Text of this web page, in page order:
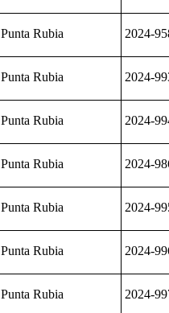
Punta Rubia 2024-
Punta Rubia 2024-
Punta Rubia 2024-
Punta Rubia 2024-
Punta Rubia 2024-
Punta Rubia 2024-
Punta Rubia 2024-